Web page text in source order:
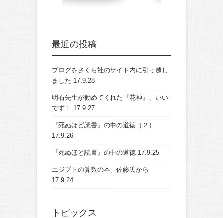
最近の投稿
ブログをさくら社のサイト内に引っ越し
ました 17.9.28
明石先生が勧めてくれた『花神』、いい
です！
17.9.27
『死ぬほど読書』の中の道徳（２）
17.9.26
『死ぬほど読書』の中の道徳 17.9.25
エジプトの算数の本、佐藤氏から
17.9.24
トピックス